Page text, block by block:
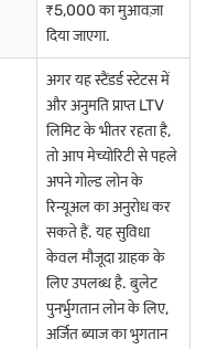
₹5,000 का मुआवज़ा
दिया जाएगा.
अगर यह स्टैंडर्ड स्टेटस में
और अनुमति प्राप्त LTV
लिमिट के भीतर रहता है,
तो आप मेच्योरिटी से पहले
अपने गोल्ड लोन के
रिन्यूअल का अनुरोध कर
सकते हैं. यह सुविधा
केवल मौजूदा ग्राहक के
लिए उपलब्ध है. बुलेट
पुनर्भुगतान लोन के लिए,
अर्जित ब्याज का भुगतान